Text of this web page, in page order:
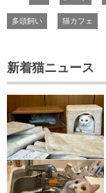
多頭飼い 猫カフェ
新着猫ニュース